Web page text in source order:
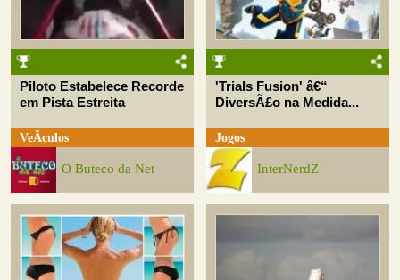
Piloto Estabelece Recorde
em Pista Estreita
VeÃ­culos
O Buteco da Net
'Trials Fusion' â€“
DiversÃ£o na Medida...
Jogos
InterNerdZ